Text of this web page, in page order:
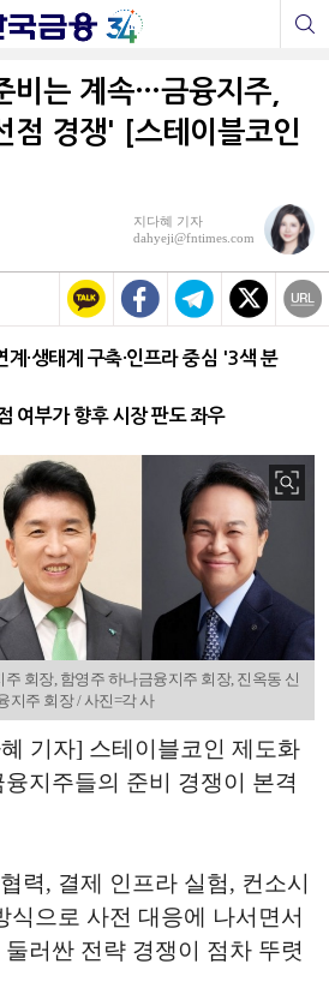
비는 계속…금융지주,
점 경쟁' [스테이블코인
지다혜 기자
dahyeji@fntimes.com
계·생태계 구축·인프라 중심 '3색 분
여부가 향후 시장 판도 좌우
회장, 함영주 하나금융지주 회장, 진옥동 신
지주 회장 / 사진=각 사
기자] 스테이블코인 제도화
지주들의 준비 경쟁이 본격
력, 결제 인프라 실험, 컨소시
식으로 사전 대응에 나서면서
러싼 전략 경쟁이 점차 뚜렷